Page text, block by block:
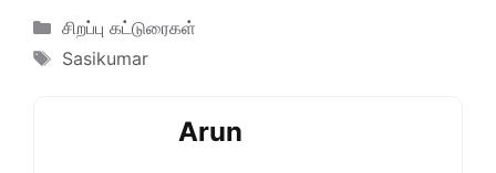
Categories
சிறப்பு கட்டுரைகள்
Tags
Sasikumar
Arun